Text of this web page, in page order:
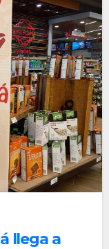
llega a